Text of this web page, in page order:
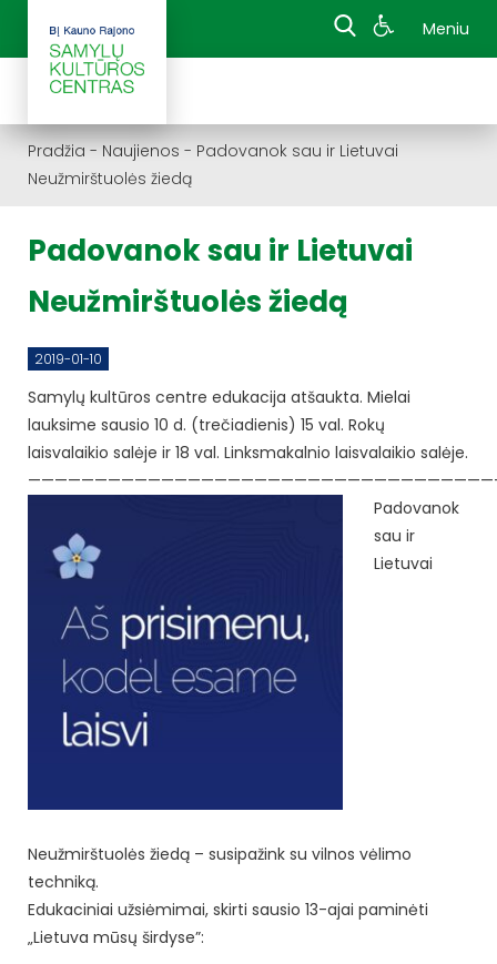
Meniu
Pradžia - Naujienos - Padovanok sau ir Lietuvai
Neužmirštuolės žiedą
Padovanok sau ir Lietuvai
Neužmirštuolės žiedą
2019-01-10
Samylų kultūros centre edukacija atšaukta. Mielai
lauksime sausio 10 d. (trečiadienis) 15 val. Rokų
laisvalaikio salėje ir 18 val. Linksmakalnio laisvalaikio salėje.
Padovanok
sau ir
Lietuvai
Neužmirštuolės žiedą – susipažink su vilnos vėlimo
techniką.
Edukaciniai užsiėmimai, skirti sausio 13-ajai paminėti
„Lietuva mūsų širdyse”: